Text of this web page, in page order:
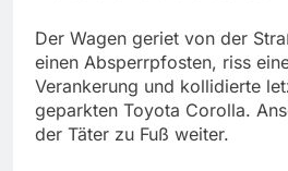
Der Wagen geriet von der
einen Absperrpfosten, riss
Verankerung und kollidierte
geparkten Toyota Corolla.
der Täter zu Fuß weiter.